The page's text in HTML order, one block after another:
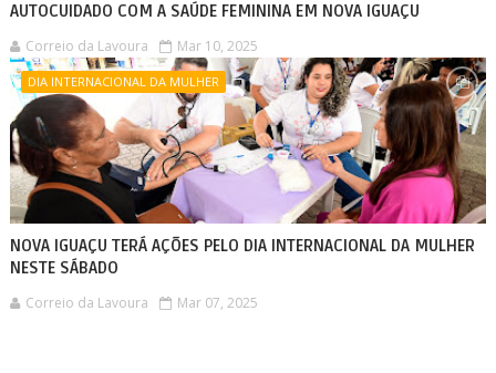
AUTOCUIDADO COM A SAÚDE FEMININA EM NOVA IGUAÇU
Correio da Lavoura Mar 10, 2025
DIA INTERNACIONAL DA MULHER
NOVA IGUAÇU TERÁ AÇÕES PELO DIA INTERNACIONAL DA MULHER
NESTE SÁBADO
Correio da Lavoura Mar 07, 2025